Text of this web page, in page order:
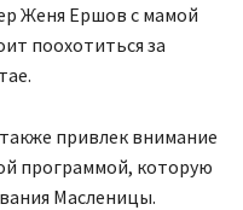
Женя Ершов с мамой
поохотиться за
привлек внимание
программой, которую
Масленицы.